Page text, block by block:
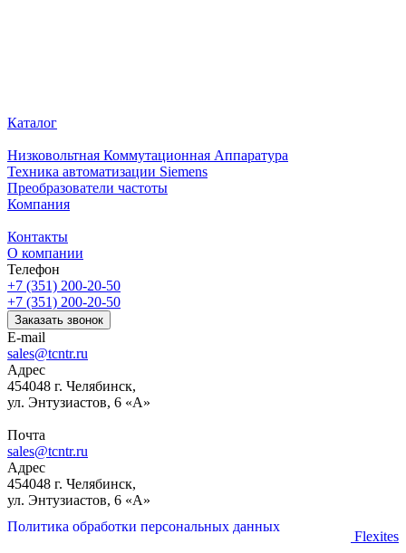
Каталог
Низковольтная Коммутационная Аппаратура
Техника автоматизации Siemens
Преобразователи частоты
Компания
Контакты
О компании
Телефон
+7 (351) 200-20-50
+7 (351) 200-20-50
Заказать звонок
E-mail
sales@tcntr.ru
Адрес
454048 г. Челябинск,
ул. Энтузиастов, 6 «А»
Почта
sales@tcntr.ru
Адрес
454048 г. Челябинск,
ул. Энтузиастов, 6 «А»
Политика обработки персональных данных
Flexites